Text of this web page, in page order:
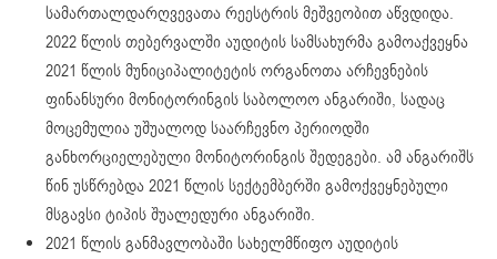
სამართალდარღვევათა რეესტრის მეშვეობით აწვდიდა.
2022 წლის თებერვალში აუდიტის სამსახურმა გამოაქვეყნა
2021 წლის მუნიციპალიტეტის ორგანოთა არჩევნების
ფინანსური მონიტორინგის საბოლოო ანგარიში, სადაც
მოცემულია უშუალოდ საარჩევნო პერიოდში
განხორციელებული მონიტორინგის შედეგები. ამ ანგარიშს
წინ უსწრებდა 2021 წლის სექტემბერში გამოქვეყნებული
მსგავსი ტიპის შუალედური ანგარიში.
2021 წლის განმავლობაში სახელმწიფო აუდიტის